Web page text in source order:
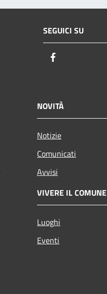
SEGUICI SU
NOVITÀ
Notizie
Comunicati
Avvisi
VIVERE IL COMUNE
Luoghi
Eventi